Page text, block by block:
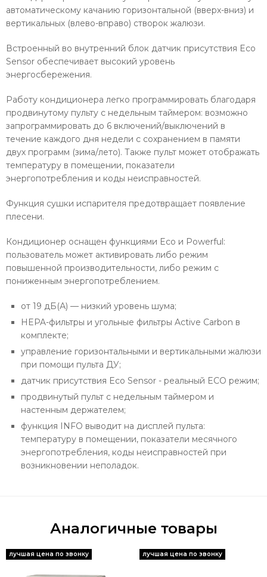
автоматическому качанию горизонтальной (вверх-вниз) и
вертикальных (влево-вправо) створок жалюзи.
Встроенный во внутренний блок датчик присутствия Eco
Sensor обеспечивает высокий уровень
энергосбережения.
Работу кондиционера легко программировать благодаря
продвинутому пульту с недельным таймером: возможно
запрограммировать до 6 включений/выключений в
течение каждого дня недели с сохранением в памяти
двух программ (зима/лето). Также пульт может отображать
температуру в помещении, показатели
энергопотребления и коды неисправностей.
Функция сушки испарителя предотвращает появление
плесени.
Кондиционер оснащен функциями Eco и Powerful:
пользователь может активировать либо режим
повышенной производительности, либо режим с
пониженным энергопотреблением.
от 19 дБ(А) — низкий уровень шума;
HEPA-фильтры и угольные фильтры Active Carbon в
комплекте;
управление горизонтальными и вертикальными жалюзи
при помощи пульта ДУ;
датчик присутствия Eco Sensor - реальный ECO режим;
продвинутый пульт с недельным таймером и
настенным держателем;
функция INFO выводит на дисплей пульта:
температуру в помещении, показатели месячного
энергопотребления, коды неисправностей при
возникновении неполадок.
Аналогичные товары